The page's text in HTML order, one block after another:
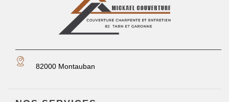
82000 Montauban